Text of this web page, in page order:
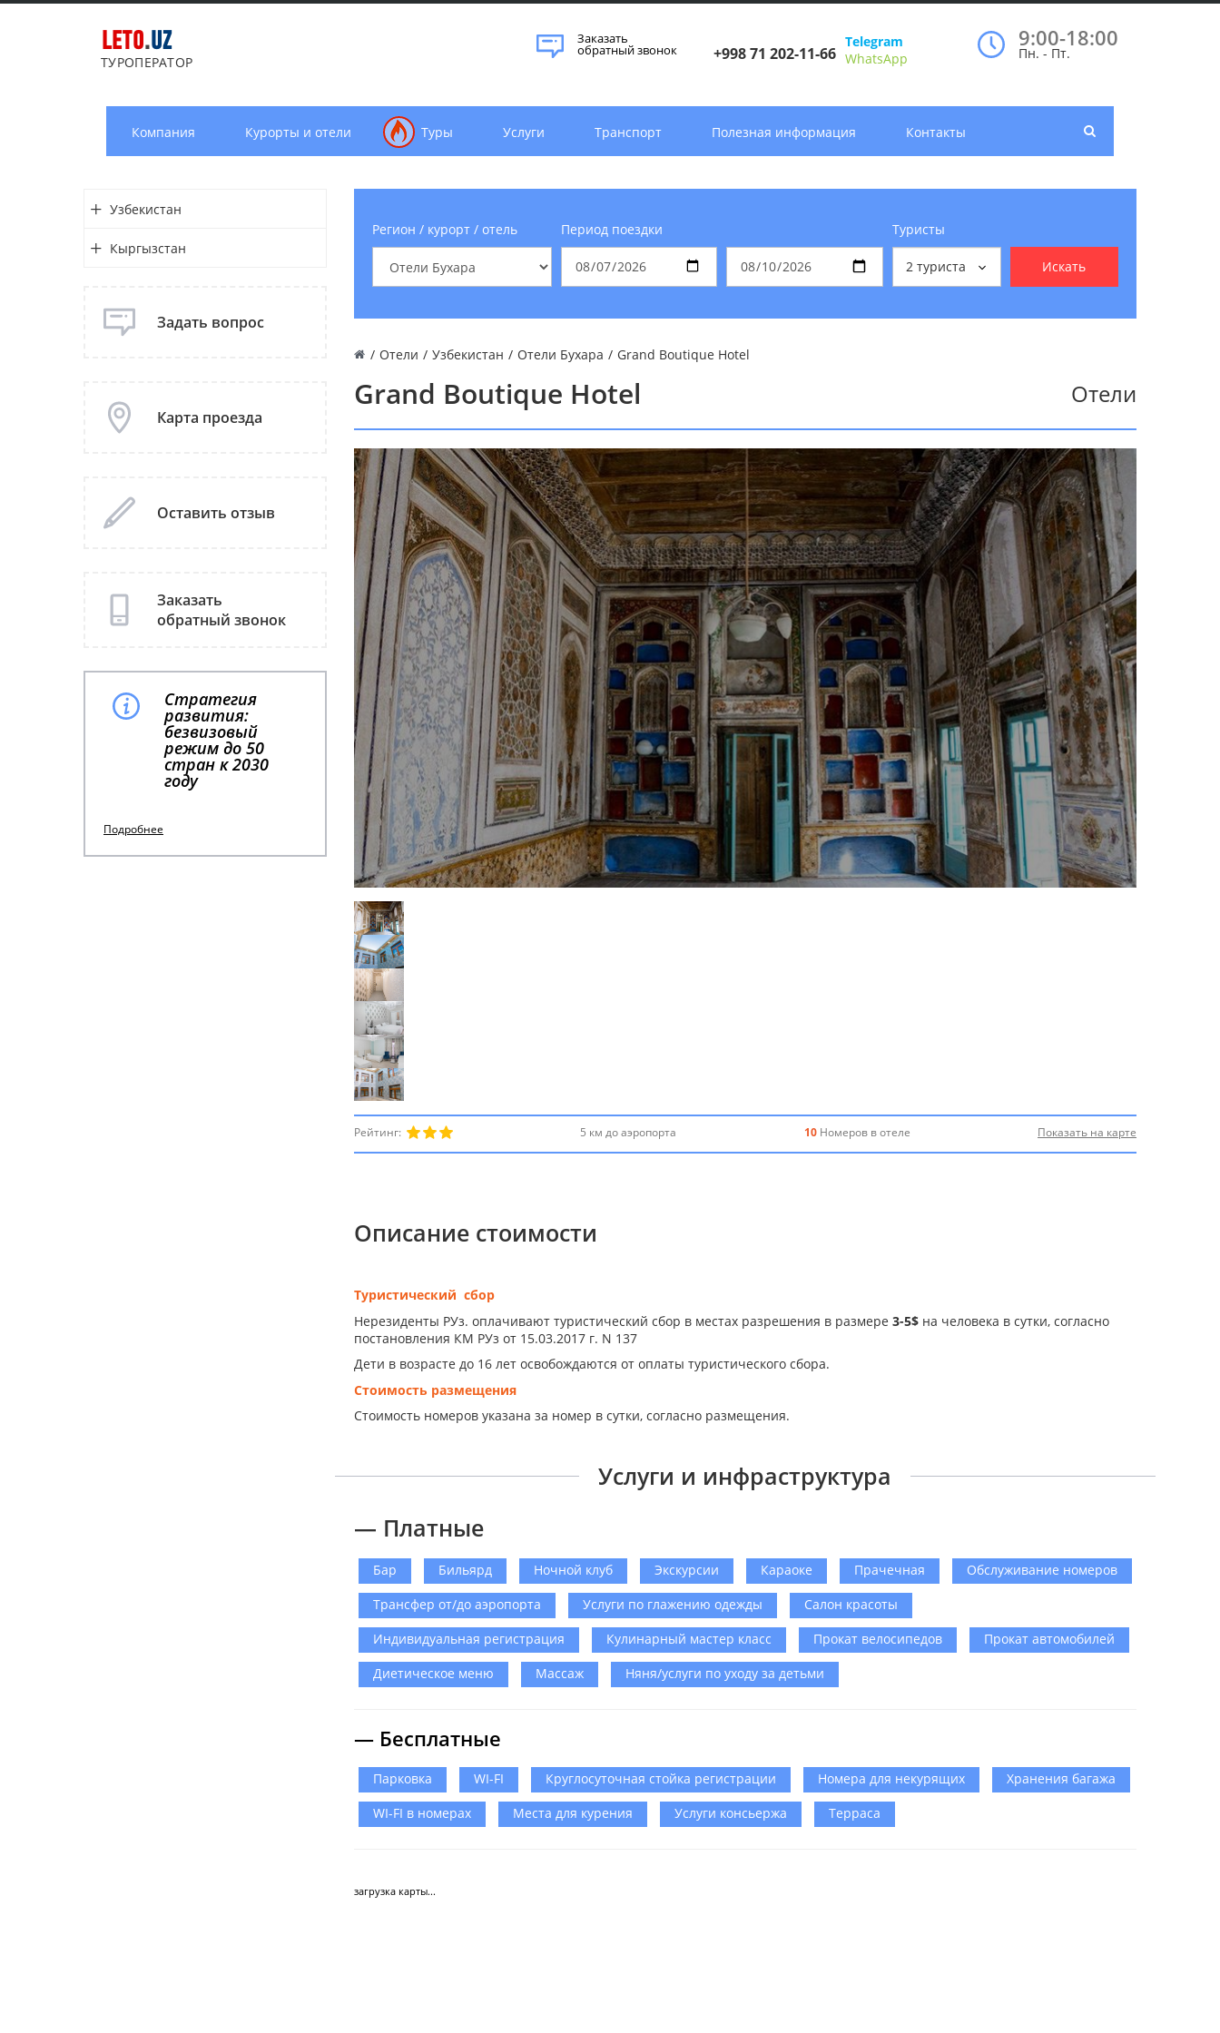
LETO.UZ
ТУРОПЕРАТОР
Заказать
обратный звонок +998 71 202-11-66
Telegram
WhatsApp
9:00-18:00
Пн. - Пт.
Компания Курорты и отели Туры Услуги Транспорт Полезная информация Контакты
Регион / курорт / отель Период поездки Туристы
2 туриста Искать
/ Отели / Узбекистан / Отели Бухара / Grand Boutique Hotel
Grand Boutique Hotel Отели
Узбекистан
Кыргызстан
Задать вопрос
Карта проезда
Оставить отзыв
Заказать
обратный звонок
Стратегия
развития:
безвизовый
режим до 50
стран к 2030
году
Подробнее
Рейтинг: 5 км до аэропорта 10Номеров в отеле Показать на карте
Описание стоимости
Туристический сбор
Нерезиденты РУз. оплачивают туристический сбор в местах разрешения в размере 3-5$на человека в сутки, согласно
постановления КМ РУз от 15.03.2017 г. N 137
Дети в возрасте до 16 лет освобождаются от оплаты туристического сбора.
Стоимость размещения
Стоимость номеров указана за номер в сутки, согласно размещения.
Услуги и инфраструктура
— Платные
Бар Бильярд Ночной клуб Экскурсии Караоке Прачечная
Обслуживание номеров
Трансфер от/до аэропорта
Услуги по глажению одежды
Салон красоты
Индивидуальная регистрация
Кулинарный мастер класс Прокат велосипедов
Прокат автомобилей
Диетическое меню
Массаж Няня/услуги по уходу за детьми
— Бесплатные
Парковка WI-FI Круглосуточная стойка регистрации Номера для некурящих
Хранения багажа
WI-FI в номерах
Места для курения Услуги консьержа Терраса
загрузка карты...